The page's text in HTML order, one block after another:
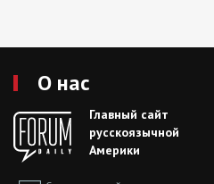
О нас
Главный сайт
русскоязычной
Америки